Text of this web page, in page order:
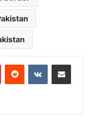
PinterestReddit VKontakteShare via Email